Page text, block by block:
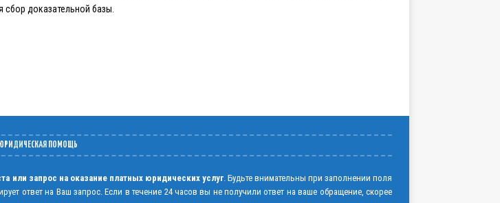
доказательной базы.
ЮРИДИЧЕСКАЯ ПОМОЩЬ
или запрос на оказание платных юридических услуг. Будьте внимательны при заполнении поля
ответ на Ваш запрос. Если в течение 24 часов вы не получили ответ на ваше обращение, скорее